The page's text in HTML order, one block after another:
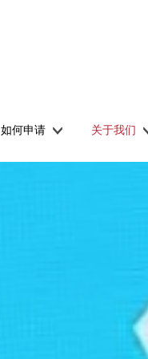
如何申请 关于我们